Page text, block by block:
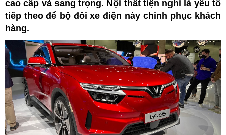
cao cấp và sang trọng. Nội thất tiện nghi là yếu tố
tiếp theo để bộ đôi xe điện này chinh phục khách
hàng.